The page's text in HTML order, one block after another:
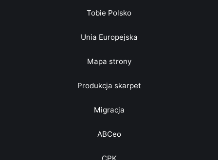
Tobie Polsko
Unia Europejska
Mapa strony
Produkcja skarpet
Migracja
ABCeo
CPK